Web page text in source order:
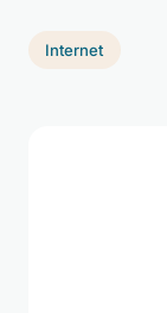
Internet